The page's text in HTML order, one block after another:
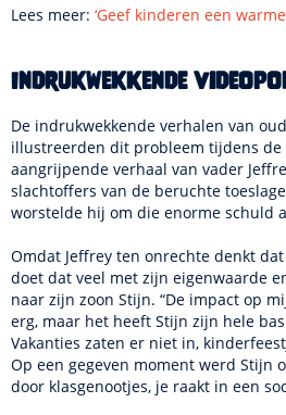
Lees meer: ‘Geef kinderen een
Indrukwekkende
De indrukwekkende verhalen van
illustreerden dit probleem tijdens de
aangrijpende verhaal van vader
slachtoffers van de beruchte
worstelde hij om die enorme schuld
Omdat Jeffrey ten onrechte denkt
doet dat veel met zijn eigenwaarde
naar zijn zoon Stijn. “De impact op
erg, maar het heeft Stijn zijn hele
Vakanties zaten er niet in,
Op een gegeven moment werd Stijn
door klasgenootjes, je raakt in een